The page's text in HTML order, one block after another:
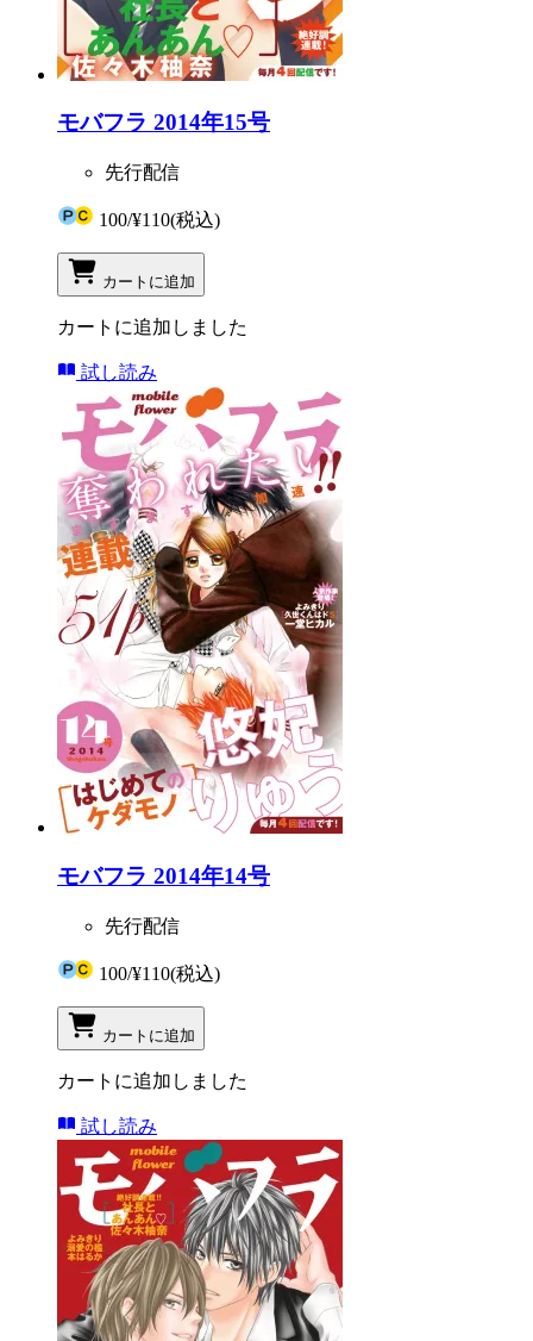
モバフラ 2014年15号
先行配信
100/¥110(税込)
カートに追加
カートに追加しました
試し読み
モバフラ 2014年14号
先行配信
100/¥110(税込)
カートに追加
カートに追加しました
試し読み